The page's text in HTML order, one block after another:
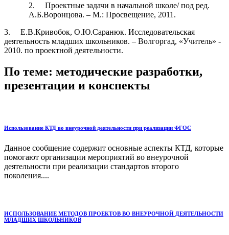
2. Проектные задачи в начальной школе/ под ред.
А.Б.Воронцова. – М.: Просвещение, 2011.
3. Е.В.Кривобок, О.Ю.Саранюк. Исследовательская
деятельность младших школьников. – Волгоргад, «Учитель» -
2010. по проектной деятельности.
По теме: методические разработки,
презентации и конспекты
Использование КТД во внеурочной деятельности при реализации ФГОС
Данное сообщение содержит основные аспекты КТД, которые
помогают организации мероприятий во внеурочной
деятельности при реализации стандартов второго
поколения....
ИСПОЛЬЗОВАНИЕ МЕТОДОВ ПРОЕКТОВ ВО ВНЕУРОЧНОЙ ДЕЯТЕЛЬНОСТИ
МЛАДШИХ ШКОЛЬНИКОВ